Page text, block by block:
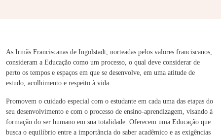
As Irmãs Franciscanas de Ingolstadt, norteadas pelos valores franciscanos,
consideram a Educação como um processo, o qual deve considerar de
perto os tempos e espaços em que se desenvolve, em uma atitude de
estudo, acolhimento e respeito à vida.
Promovem o cuidado especial com o estudante em cada uma das etapas do
seu desenvolvimento e com o processo de ensino-aprendizagem, visando à
formação do ser humano em sua totalidade. Oferecem uma Educação que
busca o equilíbrio entre a importância do saber acadêmico e as exigências